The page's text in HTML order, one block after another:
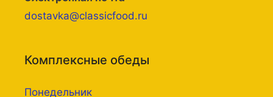
dostavka@classicfood.ru
Комплексные обеды
Понедельник